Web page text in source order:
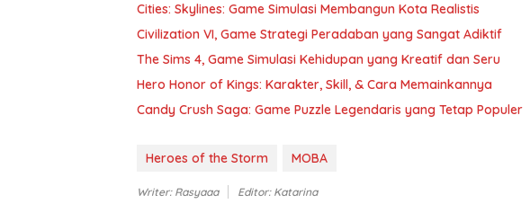
Cities: Skylines: Game Simulasi Membangun Kota Realistis
Civilization VI, Game Strategi Peradaban yang Sangat Adiktif
The Sims 4, Game Simulasi Kehidupan yang Kreatif dan Seru
Hero Honor of Kings: Karakter, Skill, & Cara Memainkannya
Candy Crush Saga: Game Puzzle Legendaris yang Tetap Populer
Heroes of the Storm MOBA
Writer: Rasyaaa Editor: Katarina